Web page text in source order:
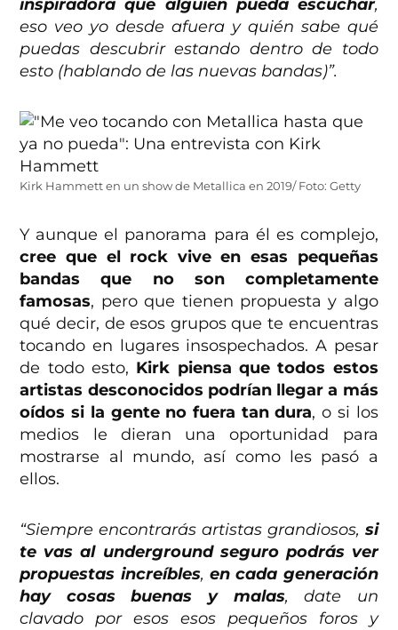
inspiradora que alguien pueda escuchar,
eso veo yo desde afuera y quién sabe qué
puedas descubrir estando dentro de todo
esto (hablando de las nuevas bandas)”.
Kirk Hammett en un show de Metallica en 2019/ Foto: Getty
Y aunque el panorama para él es complejo,
cree que el rock vive en esas pequeñas
bandas que no son completamente
famosas, pero que tienen propuesta y algo
qué decir, de esos grupos que te encuentras
tocando en lugares insospechados. A pesar
de todo esto, Kirk piensa que todos estos
artistas desconocidos podrían llegar a más
oídos si la gente no fuera tan dura, o si los
medios le dieran una oportunidad para
mostrarse al mundo, así como les pasó a
ellos.
“Siempre encontrarás artistas grandiosos, si
te vas al underground seguro podrás ver
propuestas increíbles, en cada generación
hay cosas buenas y malas, date un
clavado por esos esos pequeños foros y